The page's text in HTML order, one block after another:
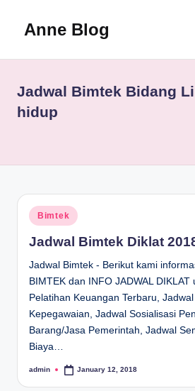
Anne Blog
Review
Jadwal Bimtek Bidang
hidup
Posted
in
Bimtek
Jadwal Bimtek Diklat
Jadwal Bimtek - Berikut kami
BIMTEK dan INFO JADWAL DIKLAT
Pelatihan Keuangan Terbaru,
Kepegawaian, Jadwal Sosialisasi
Barang/Jasa Pemerintah, Jadwal
Biaya…
Posted
admin January 12, 2018